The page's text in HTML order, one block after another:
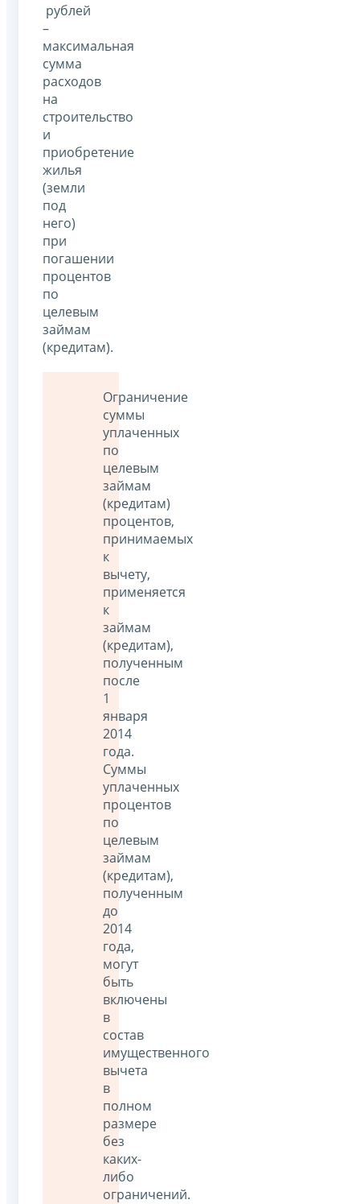
рублей
–
максимальная
сумма
расходов
на
строительство
и
приобретение
жилья
(земли
под
него)
при
погашении
процентов
по
целевым
займам
(кредитам).
Ограничение
суммы
уплаченных
по
целевым
займам
(кредитам)
процентов,
принимаемых
к
вычету,
применяется
к
займам
(кредитам),
полученным
после
1
января
2014
года.
Суммы
уплаченных
процентов
по
целевым
займам
(кредитам),
полученным
до
2014
года,
могут
быть
включены
в
состав
имущественного
вычета
в
полном
размере
без
каких-
либо
ограничений.